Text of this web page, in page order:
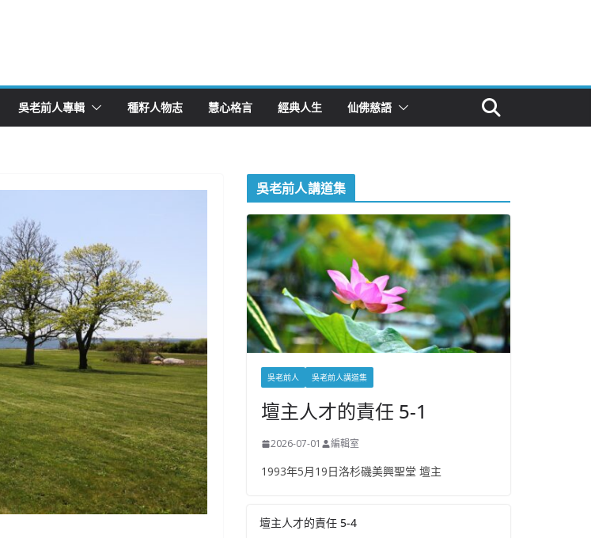
吳老前人專輯 種籽人物志 慧心格言 經典人生 仙佛慈語
吳老前人講道集
吳老前人 吳老前人講道集
壇主人才的責任 5-1
2026-07-01 編輯室
1993年5月19日洛杉磯美興聖堂 壇主
壇主人才的責任 5-4